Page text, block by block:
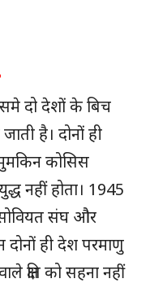
दो देशों के बिच
है। दोनों ही
कोसिस
नहीं होता। 1945
संघ और
ही देश परमाणु
क्षति को सहना नहीं